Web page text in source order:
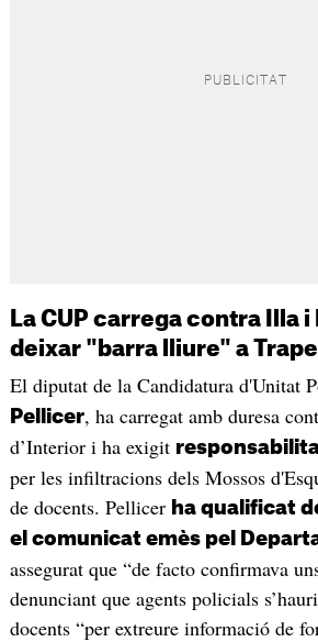
La CUP carrega contra Illa
deixar "barra lliure" a
El diputat de la Candidatura d'Unitat
Pellicer, ha carregat amb duresa
d’Interior i ha exigit
per les infiltracions dels Mossos
de docents. Pellicer ha qualificat
el comunicat emès pel
assegurat que “de facto confirmava
denunciant que agents policials
docents “per extreure informació de